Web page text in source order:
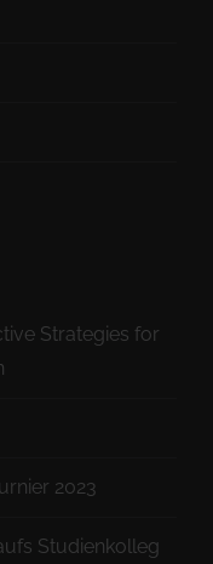
Strategies for
2023
Studienkolleg